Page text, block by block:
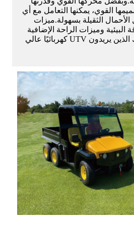
القوي، يمكنها التعامل مع أي
الثقيلة بسهولة.ميزات
البيئية وميزات الراحة الإضافية
تجعلها خيارًا رائعًا لأولئك الذين يريدون UTV كهربائيًا عالي